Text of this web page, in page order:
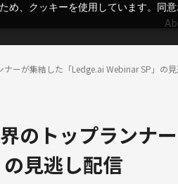
め、クッキーを使用しています。同
ナーが集結した「Ledge.ai Webinar SP」の
のトップランナ
見逃し配信